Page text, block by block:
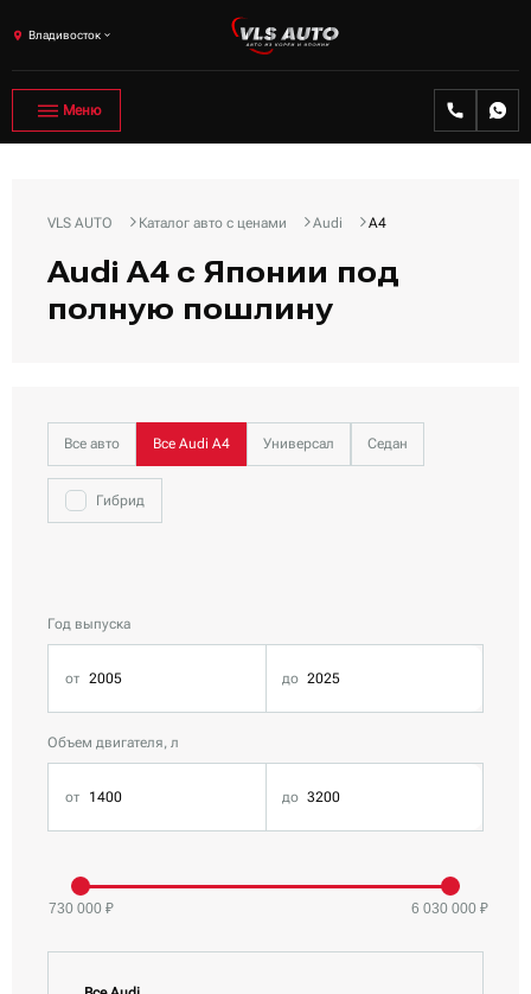
Владивосток
Меню
VLS AUTO Каталог авто с ценами Audi A4
Audi A4 с Японии под
полную пошлину
Все авто Все Audi A4 Универсал Седан
Гибрид
Год выпуска
Объем двигателя, л
730 000 ₽ 6 030 000 ₽